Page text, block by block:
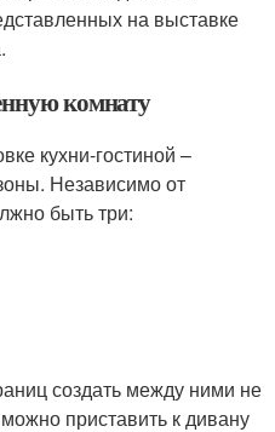
на выставке
комнату
кухни-гостиной –
Независимо от
быть три:
создать между ними не
приставить к дивану